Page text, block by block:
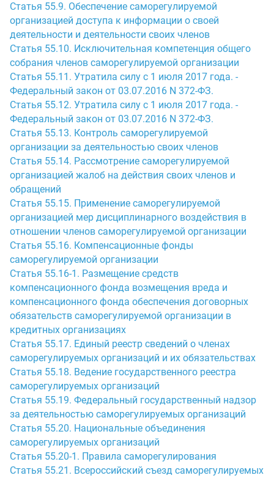
Статья 55.9. Обеспечение саморегулируемой
организацией доступа к информации о своей
деятельности и деятельности своих членов
Статья 55.10. Исключительная компетенция общего
собрания членов саморегулируемой организации
Статья 55.11. Утратила силу с 1 июля 2017 года. -
Федеральный закон от 03.07.2016 N 372-ФЗ.
Статья 55.12. Утратила силу с 1 июля 2017 года. -
Федеральный закон от 03.07.2016 N 372-ФЗ.
Статья 55.13. Контроль саморегулируемой
организации за деятельностью своих членов
Статья 55.14. Рассмотрение саморегулируемой
организацией жалоб на действия своих членов и
обращений
Статья 55.15. Применение саморегулируемой
организацией мер дисциплинарного воздействия в
отношении членов саморегулируемой организации
Статья 55.16. Компенсационные фонды
саморегулируемой организации
Статья 55.16-1. Размещение средств
компенсационного фонда возмещения вреда и
компенсационного фонда обеспечения договорных
обязательств саморегулируемой организации в
кредитных организациях
Статья 55.17. Единый реестр сведений о членах
саморегулируемых организаций и их обязательствах
Статья 55.18. Ведение государственного реестра
саморегулируемых организаций
Статья 55.19. Федеральный государственный надзор
за деятельностью саморегулируемых организаций
Статья 55.20. Национальные объединения
саморегулируемых организаций
Статья 55.20-1. Правила саморегулирования
Статья 55.21. Всероссийский съезд саморегулируемых